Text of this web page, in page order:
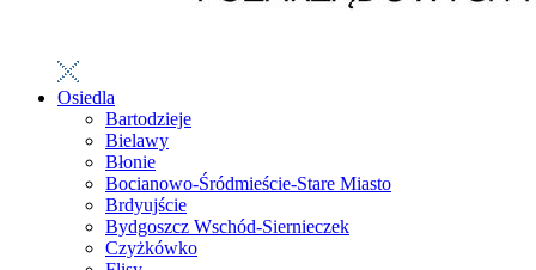
Osiedla
Bartodzieje
Bielawy
Błonie
Bocianowo-Śródmieście-Stare Miasto
Brdyujście
Bydgoszcz Wschód-Siernieczek
Czyżkówko